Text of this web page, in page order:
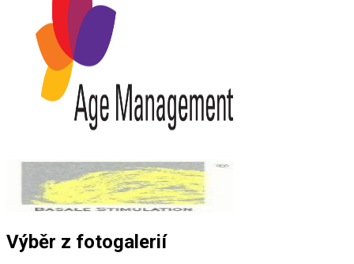
Výběr z fotogalerií